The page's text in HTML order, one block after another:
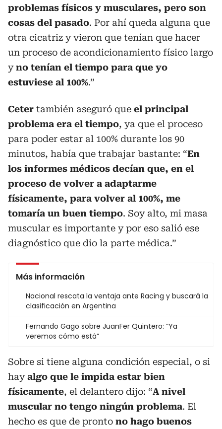
problemas físicos y musculares, pero son
cosas del pasado. Por ahí queda alguna que
otra cicatriz y vieron que tenían que hacer
un proceso de acondicionamiento físico largo
yno tenían el tiempo para que yo
estuviese al 100%.”
Ceter también aseguró que el principal
problema era el tiempo, ya que el proceso
para poder estar al 100% durante los 90
minutos, había que trabajar bastante: “En
los informes médicos decían que, en el
proceso de volver a adaptarme
físicamente, para volver al 100%, me
tomaría un buen tiempo. Soy alto, mi masa
muscular es importante y por eso salió ese
diagnóstico que dio la parte médica.”
Más información
Nacional rescata la ventaja ante Racing y buscará la
clasificación en Argentina
Fernando Gago sobre JuanFer Quintero: “Ya
veremos cómo está”
Sobre si tiene alguna condición especial, o si
hayalgo que le impida estar bien
físicamente, el delantero dijo: “A nivel
muscular no tengo ningún problema. El
hecho es que de pronto no hago buenos